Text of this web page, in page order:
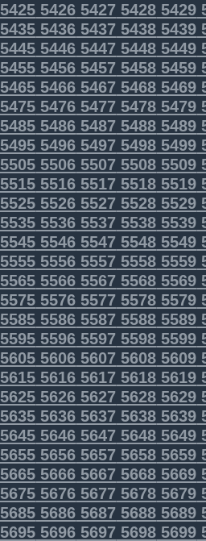
5425 5426 5427 5428 5429
5435 5436 5437 5438 5439
5445 5446 5447 5448 5449
5455 5456 5457 5458 5459
5465 5466 5467 5468 5469
5475 5476 5477 5478 5479
5485 5486 5487 5488 5489
5495 5496 5497 5498 5499
5505 5506 5507 5508 5509
5515 5516 5517 5518 5519
5525 5526 5527 5528 5529
5535 5536 5537 5538 5539
5545 5546 5547 5548 5549
5555 5556 5557 5558 5559
5565 5566 5567 5568 5569
5575 5576 5577 5578 5579
5585 5586 5587 5588 5589
5595 5596 5597 5598 5599
5605 5606 5607 5608 5609
5615 5616 5617 5618 5619
5625 5626 5627 5628 5629
5635 5636 5637 5638 5639
5645 5646 5647 5648 5649
5655 5656 5657 5658 5659
5665 5666 5667 5668 5669
5675 5676 5677 5678 5679
5685 5686 5687 5688 5689
5695 5696 5697 5698 5699